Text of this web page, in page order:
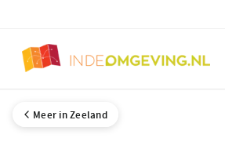
Meer in Zeeland